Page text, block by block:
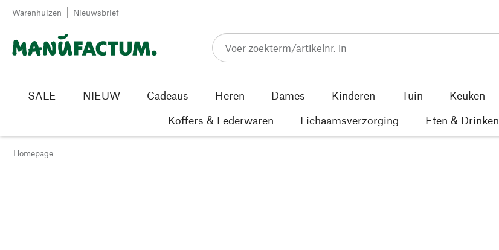
Passer au contenu
Warenhuizen Nieuwsbrief
SALE NIEUW Cadeaus Heren Dames Kinderen Tuin Keuken
Koffers & Lederwaren
Lichaamsverzorging Eten & Drinken
Homepage